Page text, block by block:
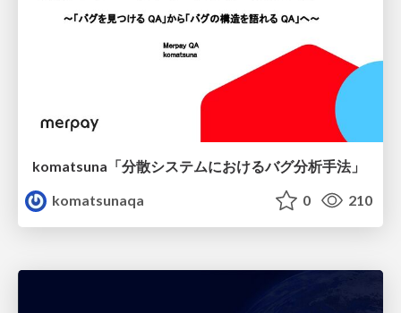
komatsuna「分散システムにおけるバグ分析手法」
komatsunaqa
0 210